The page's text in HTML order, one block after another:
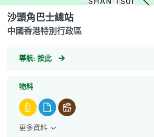
中國香港特別行政區
沙頭角巴士總站
導航: GeoCoordinates
按此
物料
更多資料